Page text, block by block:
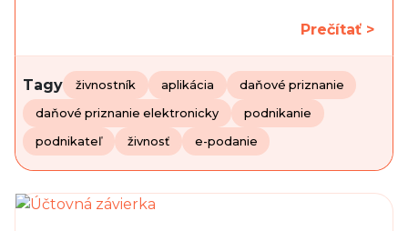
Prečítať >
Tagy živnostník aplikácia daňové priznanie
daňové priznanie elektronicky podnikanie
podnikateľ živnosť e-podanie